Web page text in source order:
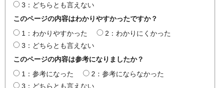
3：どちらとも言えない
このページの内容はわかりやすかったですか？
1：わかりやすかった
2：わかりにくかった
3：どちらとも言えない
このページの内容は参考になりましたか？
1：参考になった
2：参考にならなかった
3：どちらとも言えない